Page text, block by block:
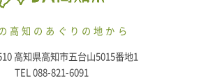
高知のあぐりの地から
高知県高知市五台山5015番地1
TEL 088-821-6091